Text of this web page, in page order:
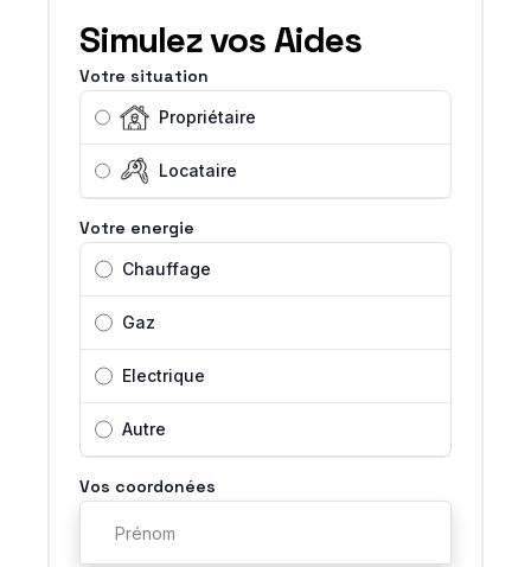
Simulez vos Aides
Votre situation
Propriétaire
Locataire
Votre energie
Chauffage
Gaz
Electrique
Autre
Vos coordonées